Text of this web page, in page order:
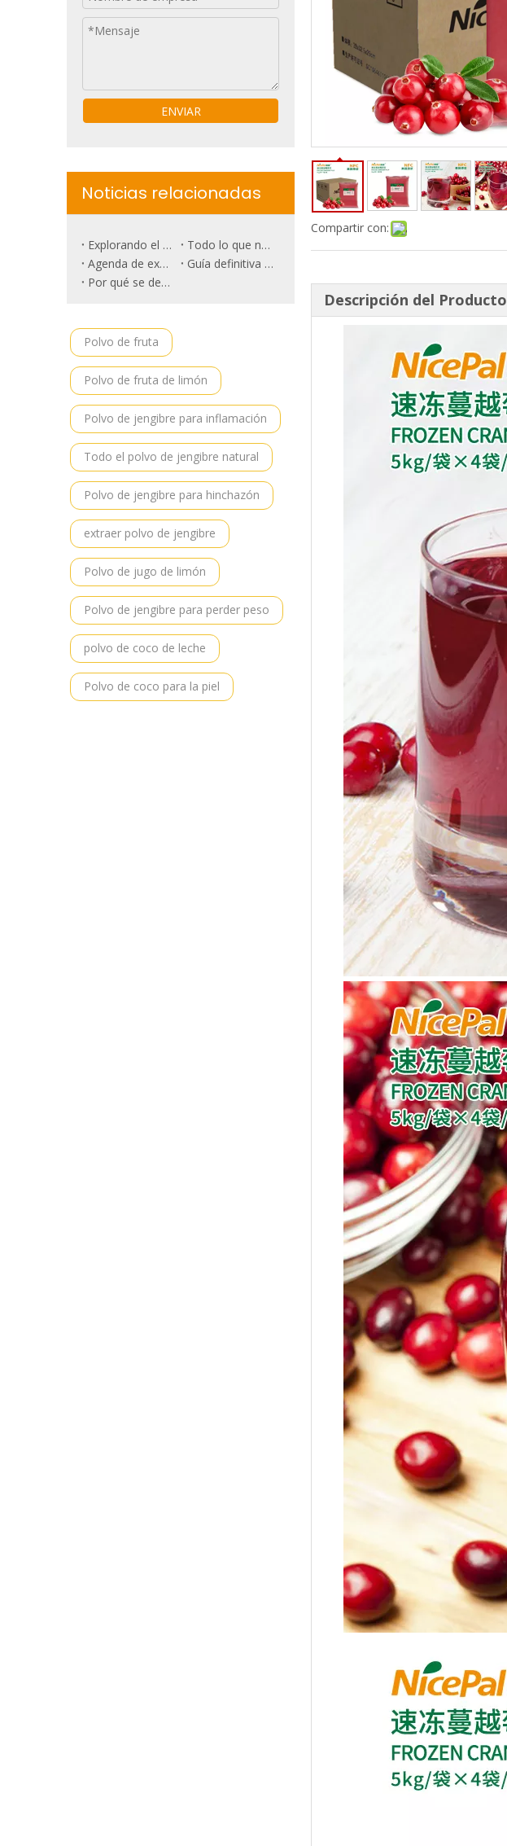
ENVIAR
Noticias relacionadas
Explorando el surgimiento del mercado de frutas de lujo: ¿es la piña rosa el futuro?
Todo lo que necesitas saber sobre la ciruela de poda.
Agenda de exhibición de alimentos NICEPAL 2024
Guía definitiva para las raíces de remolacha
Por qué se destaca la sandía de belleza negra
Polvo de fruta
Polvo de fruta de limón
Polvo de jengibre para inflamación
Todo el polvo de jengibre natural
Polvo de jengibre para hinchazón
extraer polvo de jengibre
Polvo de jugo de limón
Polvo de jengibre para perder peso
polvo de coco de leche
Polvo de coco para la piel
Compartir con:
Descripción del Producto